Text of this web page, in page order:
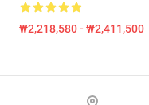
₩2,218,580 - ₩2,411,500